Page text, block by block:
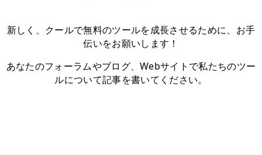
新しく、クールで無料のツールを成長させるために、お手
伝いをお願いします！
あなたのフォーラムやブログ、Webサイトで私たちのツー
ルについて記事を書いてください。